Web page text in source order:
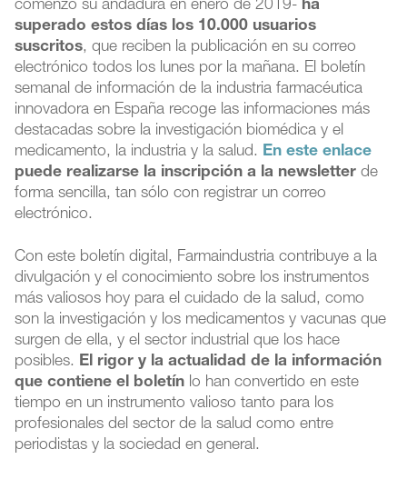
comenzó su andadura en enero de 2019- ha
superado estos días los 10.000 usuarios
suscritos, que reciben la publicación en su correo
electrónico todos los lunes por la mañana. El boletín
semanal de información de la industria farmacéutica
innovadora en España recoge las informaciones más
destacadas sobre la investigación biomédica y el
medicamento, la industria y la salud. En este enlace
puede realizarse la inscripción a la newsletter de
forma sencilla, tan sólo con registrar un correo
electrónico.
Con este boletín digital, Farmaindustria contribuye a la
divulgación y el conocimiento sobre los instrumentos
más valiosos hoy para el cuidado de la salud, como
son la investigación y los medicamentos y vacunas que
surgen de ella, y el sector industrial que los hace
posibles. El rigor y la actualidad de la información
que contiene el boletín lo han convertido en este
tiempo en un instrumento valioso tanto para los
profesionales del sector de la salud como entre
periodistas y la sociedad en general.